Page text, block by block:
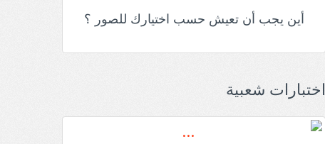
أين يجب أن تعيش حسب اختيارك للصور ؟
اختبارات شعبية